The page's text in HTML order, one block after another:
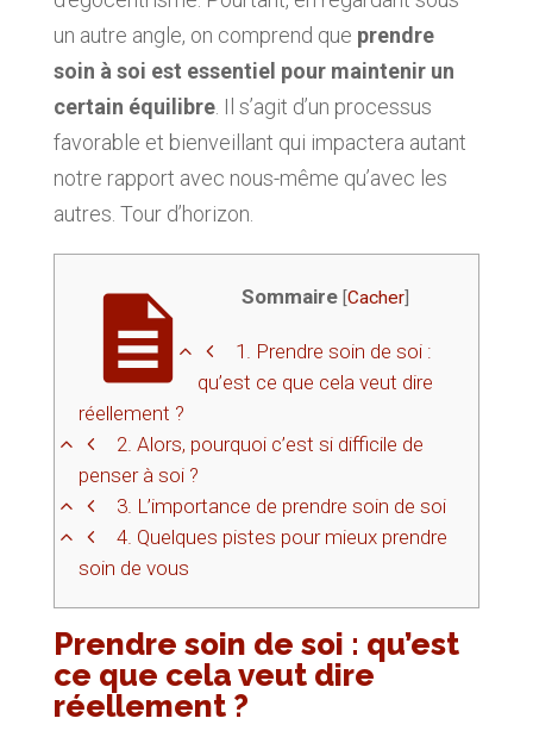
un autre angle, on comprend que prendre
soin à soi est essentiel pour maintenir un
certain équilibre. Il s’agit d’un processus
favorable et bienveillant qui impactera autant
notre rapport avec nous-même qu’avec les
autres. Tour d’horizon.
Sommaire [Cacher]
1. Prendre soin de soi :
qu’est ce que cela veut dire
réellement ?
2. Alors, pourquoi c’est si difficile de
penser à soi ?
3. L’importance de prendre soin de soi
4. Quelques pistes pour mieux prendre
soin de vous
Prendre soin de soi : qu’est
ce que cela veut dire
réellement ?